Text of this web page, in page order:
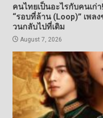
คนไทยเป็นอะไรกับคนเก่า!
“รอบที่ล้าน (Loop)” เพล
วนกลับไปที่เดิม
August 7, 2026